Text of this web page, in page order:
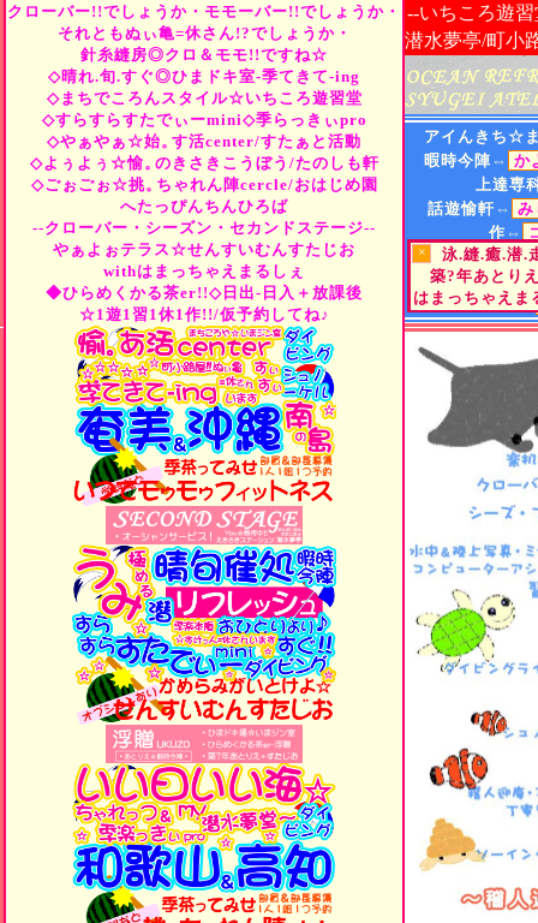
--いちころ遊習
潜水夢亭/町小
アイんきち☆
暇時今陣⇔ か
上達専
話遊愉軒⇔ み
作⇔
遊⇔ "Teaor
街⇔ ひらめく
町小路屋⇔
泳.縫.癒.潜.
築?年あとり
はまっちゃえ
×
クローバー!!でしょうか・モモーバー!!でしょうか・
それともぬぃ亀=休さん!?でしょうか・
針糸縫房◎クロ＆モモ!!ですね☆
◇晴れ.旬.すぐ◎ひまドキ室-季てきて-ing
◇まちでころんスタイル☆いちころ遊習堂
◇すらすらすたでぃーmini◇季らっきぃpro
◇やぁやぁ☆始。す活center/すたぁと活動
◇よぅよぅ☆愉。のきさきこうぼう/たのしも軒
◇ごぉごぉ☆挑。ちゃれん陣cercle/おはじめ園
へたっぴんちんひろば
--クローバー・シーズン・セカンドステージ--
やぁよぉテラス☆せんすいむんすたじお
withはまっちゃえまるしぇ
◆ひらめくかる茶er!!◇日出-日入＋放課後
☆1遊1習1休1作!!/仮予約してね♪